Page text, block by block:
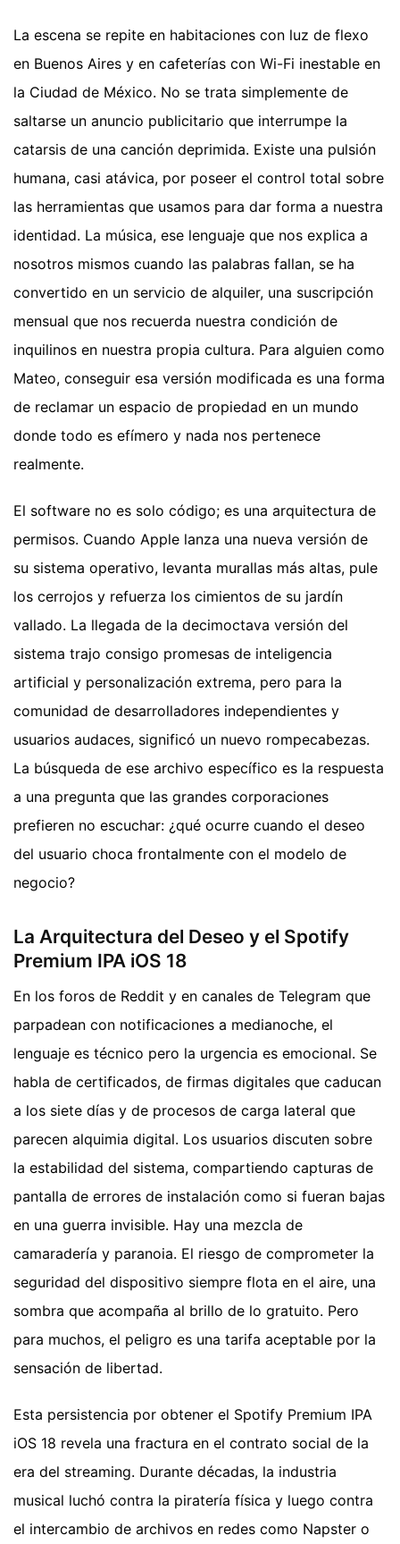
La escena se repite en habitaciones con luz de flexo
en Buenos Aires y en cafeterías con Wi-Fi inestable en
la Ciudad de México. No se trata simplemente de
saltarse un anuncio publicitario que interrumpe la
catarsis de una canción deprimida. Existe una pulsión
humana, casi atávica, por poseer el control total sobre
las herramientas que usamos para dar forma a nuestra
identidad. La música, ese lenguaje que nos explica a
nosotros mismos cuando las palabras fallan, se ha
convertido en un servicio de alquiler, una suscripción
mensual que nos recuerda nuestra condición de
inquilinos en nuestra propia cultura. Para alguien como
Mateo, conseguir esa versión modificada es una forma
de reclamar un espacio de propiedad en un mundo
donde todo es efímero y nada nos pertenece
realmente.
El software no es solo código; es una arquitectura de
permisos. Cuando Apple lanza una nueva versión de
su sistema operativo, levanta murallas más altas, pule
los cerrojos y refuerza los cimientos de su jardín
vallado. La llegada de la decimoctava versión del
sistema trajo consigo promesas de inteligencia
artificial y personalización extrema, pero para la
comunidad de desarrolladores independientes y
usuarios audaces, significó un nuevo rompecabezas.
La búsqueda de ese archivo específico es la respuesta
a una pregunta que las grandes corporaciones
prefieren no escuchar: ¿qué ocurre cuando el deseo
del usuario choca frontalmente con el modelo de
negocio?
La Arquitectura del Deseo y el Spotify
Premium IPA iOS 18
En los foros de Reddit y en canales de Telegram que
parpadean con notificaciones a medianoche, el
lenguaje es técnico pero la urgencia es emocional. Se
habla de certificados, de firmas digitales que caducan
a los siete días y de procesos de carga lateral que
parecen alquimia digital. Los usuarios discuten sobre
la estabilidad del sistema, compartiendo capturas de
pantalla de errores de instalación como si fueran bajas
en una guerra invisible. Hay una mezcla de
camaradería y paranoia. El riesgo de comprometer la
seguridad del dispositivo siempre flota en el aire, una
sombra que acompaña al brillo de lo gratuito. Pero
para muchos, el peligro es una tarifa aceptable por la
sensación de libertad.
Esta persistencia por obtener el Spotify Premium IPA
iOS 18 revela una fractura en el contrato social de la
era del streaming. Durante décadas, la industria
musical luchó contra la piratería física y luego contra
el intercambio de archivos en redes como Napster o